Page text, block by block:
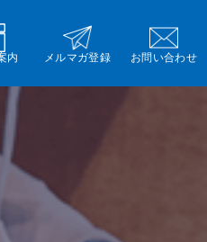
内 メルマガ登録 お問い合わせ